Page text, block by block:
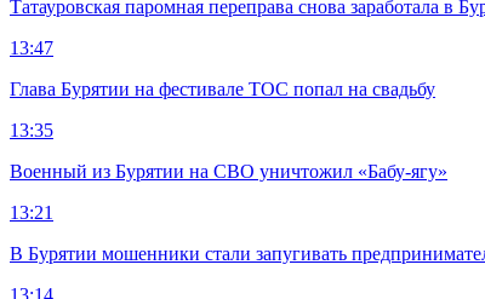
Татауровская паромная переправа снова заработала в
13:47
Глава Бурятии на фестивале ТОС попал на свадьбу
13:35
Военный из Бурятии на СВО уничтожил «Бабу-ягу»
13:21
В Бурятии мошенники стали запугивать
13:14